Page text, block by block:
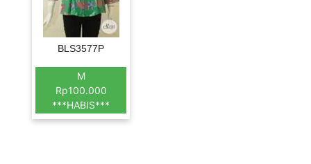
BLS3577P
M
Rp100.000
***HABIS***